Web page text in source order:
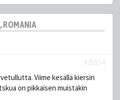
ROMANIA
#25554
Viime kesällä kiersin
on pikkaisen muistakin